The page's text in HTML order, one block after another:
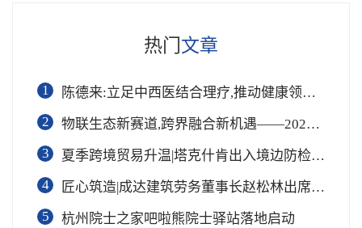
热门 文章
1
陈德来:立足中西医结合理疗,推动健康领域协同发展
2
物联生态新赛道,跨界融合新机遇——2026啵啵企业家峰会圆满举行
3
夏季跨境贸易升温|塔克什肯出入境边防检查站延时通关保畅通
4
匠心筑造|成达建筑劳务董事长赵松林出席2026制造强国品牌发展论坛
5
杭州院士之家吧啦熊院士驿站落地启动